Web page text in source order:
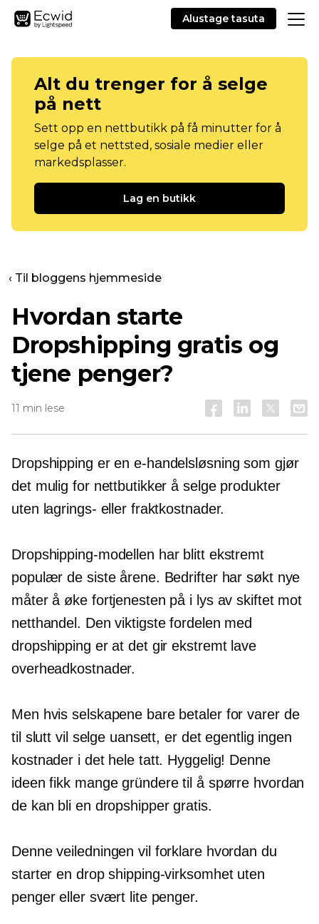
Alustage tasuta
Alt du trenger for å selge
på nett
Sett opp en nettbutikk på få minutter for å
selge på et nettsted, sosiale medier eller
markedsplasser.
Lag en butikk
‹ Til bloggens hjemmeside
Hvordan starte
Dropshipping gratis og
tjene penger?
11 min lese
Dropshipping er en e-handelsløsning som gjør
det mulig for nettbutikker å selge produkter
uten lagrings- eller fraktkostnader.
Dropshipping-modellen har blitt ekstremt
populær de siste årene. Bedrifter har søkt nye
måter å øke fortjenesten på i lys av skiftet mot
netthandel. Den viktigste fordelen med
dropshipping er at det gir ekstremt lave
overheadkostnader.
Men hvis selskapene bare betaler for varer de
til slutt vil selge uansett, er det egentlig ingen
kostnader i det hele tatt. Hyggelig! Denne
ideen fikk mange gründere til å spørre hvordan
de kan bli en dropshipper gratis.
Denne veiledningen vil forklare hvordan du
starter en drop shipping-virksomhet uten
penger eller svært lite penger.